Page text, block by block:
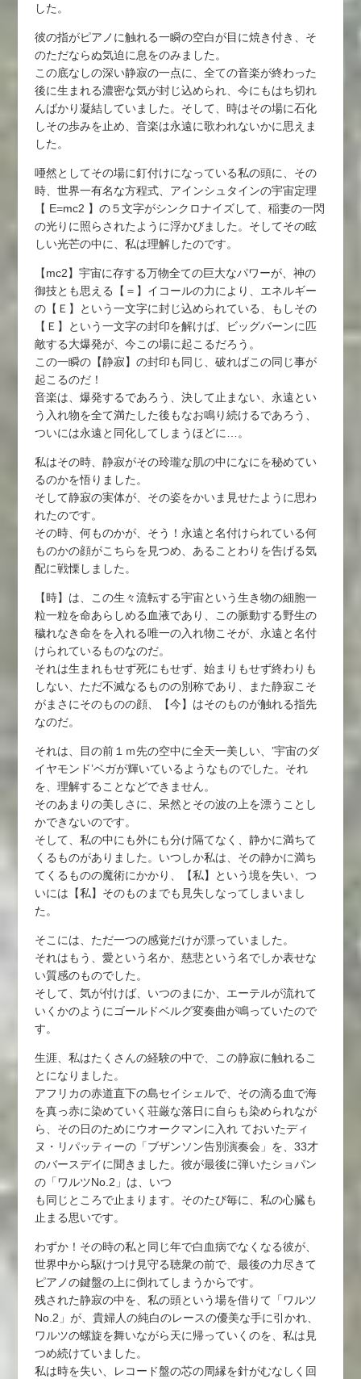
した。
彼の指がピアノに触れる一瞬の空白が目に焼き付き、そ
のただならぬ気迫に息をのみました。
この底なしの深い静寂の一点に、全ての音楽が終わった
後に生まれる濃密な気が封じ込められ、今にもはち切れ
んばかり凝結していました。そして、時はその場に石化
しその歩みを止め、音楽は永遠に歌われないかに思えま
した。
唖然としてその場に釘付けになっている私の頭に、その
時、世界一有名な方程式、アインシュタインの宇宙定理
【 E=mc2 】の５文字がシンクロナイズして、稲妻の一閃
の光りに照らされたように浮かびました。そしてその眩
しい光芒の中に、私は理解したのです。
【mc2】宇宙に存する万物全ての巨大なパワーが、神の
御技とも思える【＝】イコールの力により、エネルギー
の【Ｅ】という一文字に封じ込められている、もしその
【Ｅ】という一文字の封印を解けば、ビッグバーンに匹
敵する大爆発が、今この場に起こるだろう。
この一瞬の【静寂】の封印も同じ、破ればこの同じ事が
起こるのだ！
音楽は、爆発するであろう、決して止まない、永遠とい
う入れ物を全て満たした後もなお鳴り続けるであろう、
ついには永遠と同化してしまうほどに…。
私はその時、静寂がその玲瓏な肌の中になにを秘めてい
るのかを悟りました。
そして静寂の実体が、その姿をかいま見せたように思わ
れたのです。
その時、何ものかが、そう！永遠と名付けられている何
ものかの顔がこちらを見つめ、あることわりを告げる気
配に戦慄しました。
【時】は、この生々流転する宇宙という生き物の細胞一
粒一粒を命あらしめる血液であり、この脈動する野生の
穢れなき命をを入れる唯一の入れ物こそが、永遠と名付
けられているものなのだ。
それは生まれもせず死にもせず、始まりもせず終わりも
しない、ただ不滅なるものの別称であり、また静寂こそ
がまさにそのものの顔、【今】はそのものが触れる指先
なのだ。
それは、目の前１ｍ先の空中に全天一美しい、’宇宙のダ
イヤモンド’ベガが輝いているようなものでした。それ
を、理解することなどできません。
そのあまりの美しさに、呆然とその波の上を漂うことし
かできないのです。
そして、私の中にも外にも分け隔てなく、静かに満ちて
くるものがありました。いつしか私は、その静かに満ち
てくるものの魔術にかかり、【私】という境を失い、つ
いには【私】そのものまでも見失しなってしまいまし
た。
そこには、ただ一つの感覚だけが漂っていました。
それはもう、愛という名か、慈悲という名でしか表せな
い質感のものでした。
そして、気が付けば、いつのまにか、エーテルが流れて
いくかのようにゴールドベルグ変奏曲が鳴っていたので
す。
生涯、私はたくさんの経験の中で、この静寂に触れるこ
とになりました。
アフリカの赤道直下の島セイシェルで、その滴る血で海
を真っ赤に染めていく荘厳な落日に自らも染められなが
ら、その日のためにウオークマンに入れ ておいたディ
ヌ・リパッティーの「ブザンソン告別演奏会」を、33才
のバースデイに聞きました。彼が最後に弾いたショパン
の「ワルツNo.2」は、いつ
も同じところで止まります。そのたび毎に、私の心臓も
止まる思いです。
わずか！その時の私と同じ年で白血病でなくなる彼が、
世界中から駆けつけ見守る聴衆の前で、最後の力尽きて
ピアノの鍵盤の上に倒れてしまうからです。
残された静寂の中を、私の頭という場を借りて「ワルツ
No.2」が、貴婦人の純白のレースの優美な手に引かれ、
ワルツの螺旋を舞いながら天に帰っていくのを、私は見
つめ続けていました。
私は時を失い、レコード盤の芯の周縁を針がむなしく回